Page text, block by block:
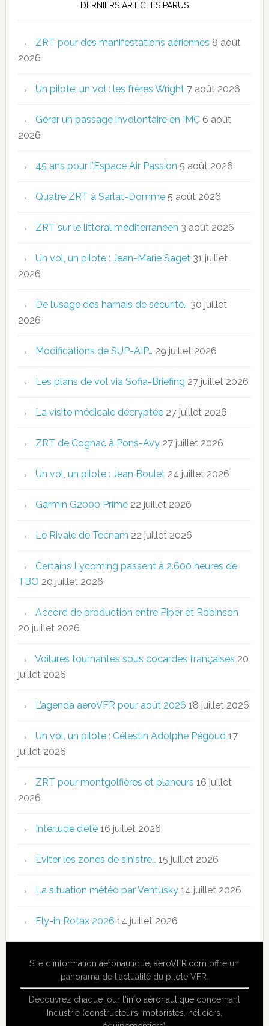
DERNIERS ARTICLES PARUS
ZRT pour des manifestations aériennes 8 août
2026
Un pilote, un vol : les frères Wright 7 août 2026
Gérer un passage involontaire en IMC 6 août
2026
45 ans pour l’Espace Air Passion 5 août 2026
Quatre ZRT à Sarlat-Domme 5 août 2026
ZRT sur le littoral méditerranéen 3 août 2026
Un vol, un pilote : Jean-Marie Saget 31 juillet
2026
De l’usage des harnais de sécurité… 30 juillet
2026
Modifications de SUP-AIP… 29 juillet 2026
Les plans de vol via Sofia-Briefing 27 juillet 2026
La visite médicale décryptée 27 juillet 2026
ZRT de Cognac à Pons-Avy 27 juillet 2026
Un vol, un pilote : Jean Boulet 24 juillet 2026
Garmin G2000 Prime 22 juillet 2026
Le Rivale de Tecnam 22 juillet 2026
Certains Lycoming passent à 2.600 heures de
TBO 20 juillet 2026
Accord de production entre Piper et Robinson
20 juillet 2026
Voilures tournantes sous cocardes françaises 20
juillet 2026
L’agenda aeroVFR pour août 2026 18 juillet 2026
Un vol, un pilote : Célestin Adolphe Pégoud 17
juillet 2026
ZRT pour montgolfières et planeurs 16 juillet
2026
Interlude d’été 16 juillet 2026
Eviter les zones de sinistre… 15 juillet 2026
La situation météo par Ventusky 14 juillet 2026
Fly-in Rotax 2026 14 juillet 2026
Site d'information aéronautique ,aeroVFR.com offre un
panorama de l'actualité du pilote VFR.
Découvrez chaque jour l'info aéronautiqueconcernant
Industrie (constructeurs, motoristes, héliciers,